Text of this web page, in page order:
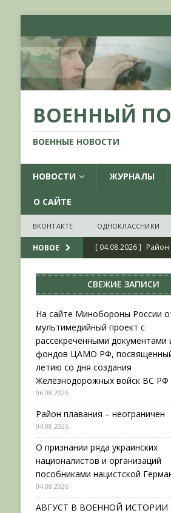
ВОЕННЫЙ
ВОЕННЫЕ НОВОСТИ
НОВОСТИ ЖУРНАЛЫ
О САЙТЕ
ВКОНТАКТЕ ОДНОКЛАССНИКИ
НОВОЕ [ 04.08.2026 ] Район
НОВОСТИ
[ 31.07.2026 ]
[ 19.07.2026 ]
[ 06.08.2026 ] На
фондов ЦАМО РФ,
СВЕЖИЕ ЗАПИСИ
На сайте Минобороны России
мультимедийный проект с
рассекреченными документами
фондов ЦАМО РФ,
летию со дня создания
Железнодорожных войск ВС РФ
06.08.2026
Район плавания – неограничен
04.08.2026
О признании ряда украинских
националистов и организаций
пособниками нацистской
04.08.2026
АВГУСТ В ВОЕННОЙ ИСТОРИИ